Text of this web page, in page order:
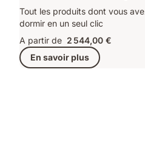
Tout les produits dont vous
dormir en un seul clic
A partir de 2 544,00 €
En savoir plus